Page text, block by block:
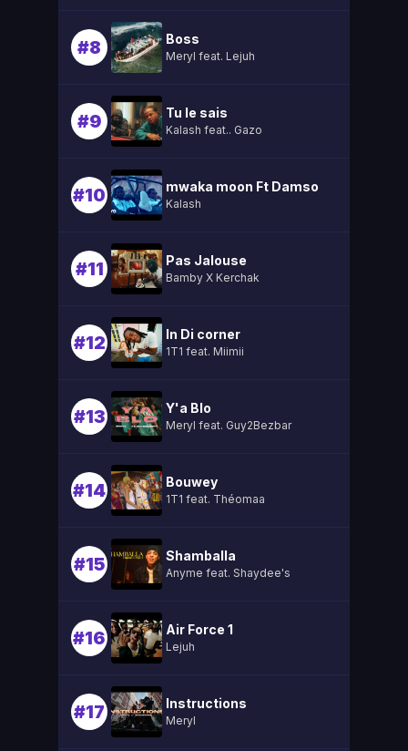
#8 Boss
Meryl feat. Lejuh
#9 Tu le sais
Kalash feat.. Gazo
#10 mwaka moon Ft Damso
Kalash
#11 Pas Jalouse
Bamby X Kerchak
#12 In Di corner
1T1 feat. Miimii
#13 Y'a Blo
Meryl feat. Guy2Bezbar
#14 Bouwey
1T1 feat. Théomaa
#15 Shamballa
Anyme feat. Shaydee's
#16 Air Force 1
Lejuh
#17 Instructions
Meryl